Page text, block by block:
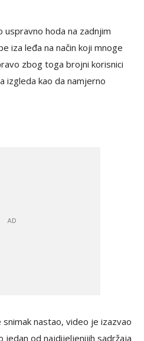
uspravno hoda na zadnjim
iza leđa na način koji mnoge
zbog toga brojni korisnici
izgleda kao da namjerno
nastao, video je izazvao
jedan od najdijeljenijih sadržaja